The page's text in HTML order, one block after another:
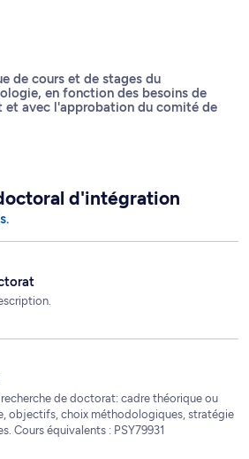
de cours et de stages du
en fonction des besoins de
avec l'approbation du comité de
d'intégration
de doctorat: cadre théorique ou
objectifs, choix méthodologiques, stratégie
Cours équivalents : PSY79931